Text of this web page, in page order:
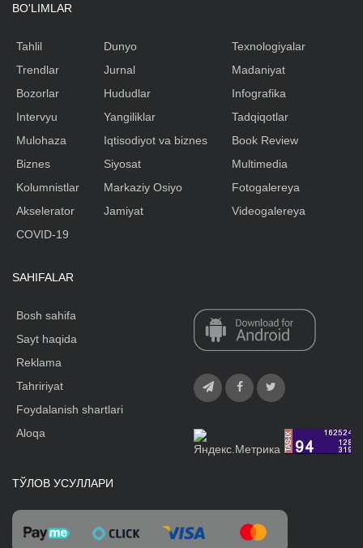
BO'LIMLAR
Tahlil
Trendlar
Bozorlar
Intervyu
Mulohaza
Biznes
Kolumnistlar
Akselerator
Dunyo
Jurnal
Hududlar
Yangiliklar
Iqtisodiyot va biznes
Siyosat
Markaziy Osiyo
Jamiyat
Texnologiyalar
Madaniyat
Infografika
Tadqiqotlar
Book Review
Multimedia
Fotogalereya
Videogalereya
COVID-19
SAHIFALAR
Bosh sahifa
Sayt haqida
Reklama
Tahririyat
Foydalanish shartlari
Aloqa
ТЎЛОВ УСУЛЛАРИ